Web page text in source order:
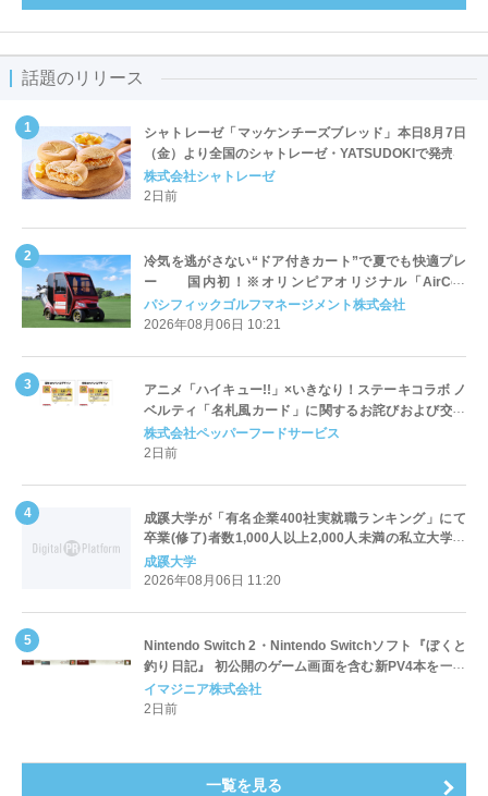
話題のリリース
シャトレーゼ「マッケンチーズブレッド」本日8月7日
（金）より全国のシャトレーゼ・YATSUDOKIで発売
株式会社シャトレーゼ
2日前
冷気を逃がさない“ドア付きカート”で夏でも快適プレ
ー 国内初！※オリンピアオリジナル「AirCon
Cart（エアコンカート）」導入 | ＰＧＭ
パシフィックゴルフマネージメント株式会社
2026年08月06日 10:21
アニメ「ハイキュー!!」×いきなり！ステーキコラボ ノ
ベルティ「名札風カード」に関するお詫びおよび交換
対応についてのご案内
株式会社ペッパーフードサービス
2日前
成蹊大学が「有名企業400社実就職ランキング」にて
卒業(修了)者数1,000人以上2,000人未満の私立大学で
全国第1位を獲得！～実就職率は26.5%（前年比＋
4.3pt）に伸長、東京の私立大学でも10位にランクイン
成蹊大学
2026年08月06日 11:20
Nintendo Switch 2・Nintendo Switchソフト『ぼくと
釣り日記』 初公開のゲーム画面を含む新PV4本を一挙
公開！
イマジニア株式会社
2日前
一覧を見る